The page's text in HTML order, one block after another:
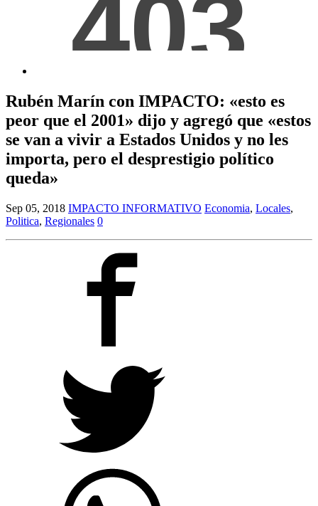
Rubén Marín con IMPACTO: «esto es
peor que el 2001» dijo y agregó que «estos
se van a vivir a Estados Unidos y no les
importa, pero el desprestigio político
queda»
Sep 05, 2018 IMPACTO INFORMATIVO Economia, Locales,
Politica, Regionales 0